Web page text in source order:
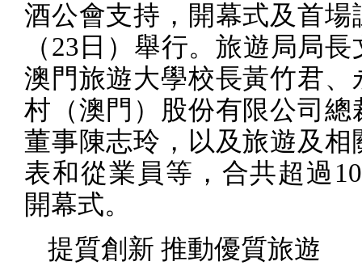
酒公會支持，開幕式及首場
（23 日）舉行。旅遊局局長
澳門旅遊大學校長黃竹君、
村（澳門）股份有限公司總
董事陳志玲，以及旅遊及相
表和從業員等，合共超過
開幕式。
提質創新 推動優質旅遊